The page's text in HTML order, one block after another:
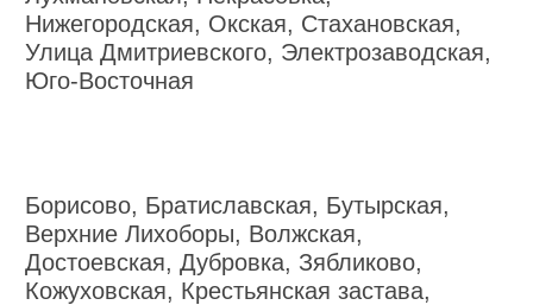
Нижегородская, Окская, Стахановская,
Улица Дмитриевского, Электрозаводская,
Юго-Восточная
Борисово, Братиславская, Бутырская,
Верхние Лихоборы, Волжская,
Достоевская, Дубровка, Зябликово,
Кожуховская, Крестьянская застава,